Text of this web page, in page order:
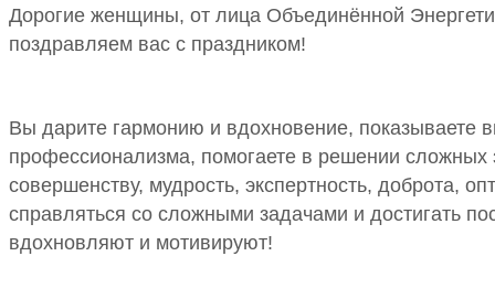
Дорогие женщины, от лица Объединённой
поздравляем вас с праздником!
Вы дарите гармонию и вдохновение, показываете
профессионализма, помогаете в решении
совершенству, мудрость, экспертность, доброта,
справляться со сложными задачами и достигать
вдохновляют и мотивируют!